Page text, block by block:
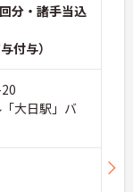
分・諸手当込
付与）
大日駅」バ